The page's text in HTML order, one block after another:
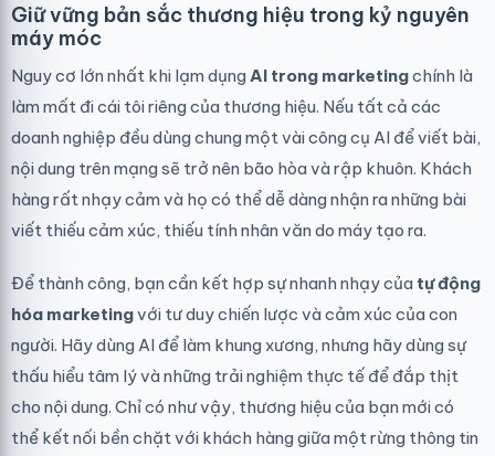
Giữ vững bản sắc thương hiệu trong kỷ nguyên
máy móc
Nguy cơ lớn nhất khi lạm dụng AI trong marketingchính là
làm mất đi cái tôi riêng của thương hiệu. Nếu tất cả các
doanh nghiệp đều dùng chung một vài công cụ AI để viết bài,
nội dung trên mạng sẽ trở nên bão hòa và rập khuôn. Khách
hàng rất nhạy cảm và họ có thể dễ dàng nhận ra những bài
viết thiếu cảm xúc, thiếu tính nhân văn do máy tạo ra.
Để thành công, bạn cần kết hợp sự nhanh nhạy của tự động
hóa marketingvới tư duy chiến lược và cảm xúc của con
người. Hãy dùng AI để làm khung xương, nhưng hãy dùng sự
thấu hiểu tâm lý và những trải nghiệm thực tế để đắp thịt
cho nội dung. Chỉ có như vậy, thương hiệu của bạn mới có
thể kết nối bền chặt với khách hàng giữa một rừng thông tin